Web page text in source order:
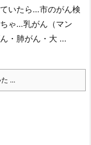
いたら…市のがん検
ゃ…乳がん（マン
・肺がん・大 ...
...